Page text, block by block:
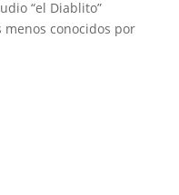
“el Diablito”
menos conocidos por